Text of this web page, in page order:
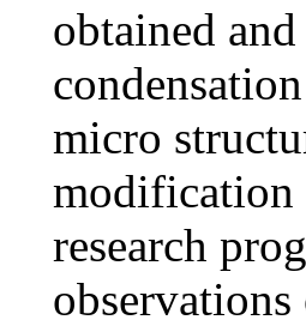
obtained
micro
modification
research